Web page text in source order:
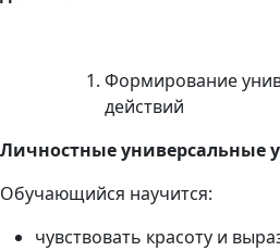
Формирование
действий
Личностные универсальные
Обучающийся научится:
чувствовать красоту и